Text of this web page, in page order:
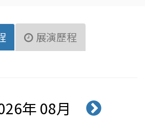
展演歷程
年 08月